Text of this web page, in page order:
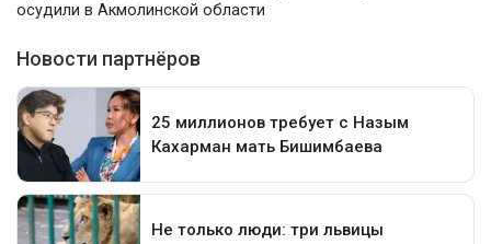
осудили в Акмолинской области